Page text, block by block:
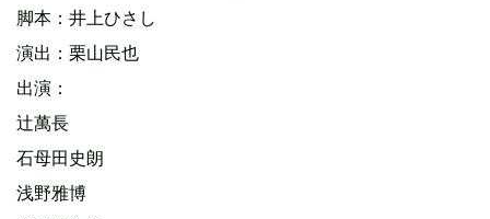
脚本：井上ひさし
演出：栗山民也
出演：
辻萬長
石母田史朗
浅野雅博